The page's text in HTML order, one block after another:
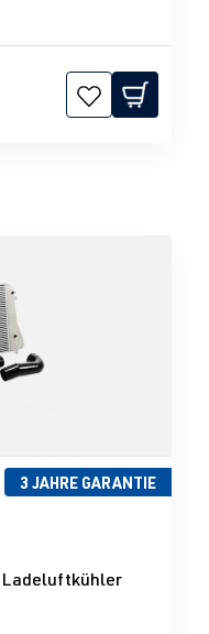
3 JAHRE GARANTIE
4 von 5 Sternen
Ladeluftkühler